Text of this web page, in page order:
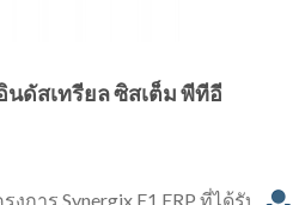
นดัสเทรียล ซิสเต็ม พีทีอี
การ Synergix E1 ERP ที่ได้รับ